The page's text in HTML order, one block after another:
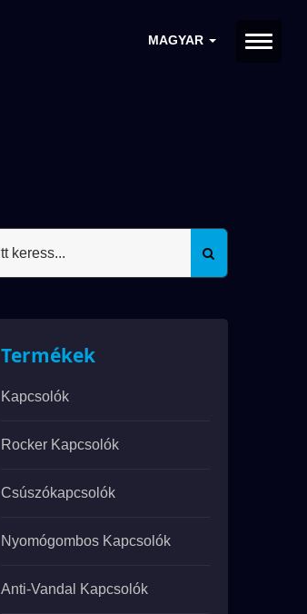
MAGYAR
Termékek
Kapcsolók
Rocker Kapcsolók
Csúszókapcsolók
Nyomógombos Kapcsolók
Anti-Vandal Kapcsolók